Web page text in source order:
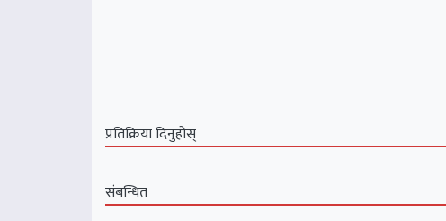
प्रतिक्रिया दिनुहोस्
संबन्धित